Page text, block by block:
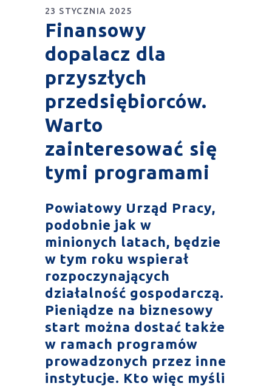
23 STYCZNIA 2025
Finansowy
dopalacz dla
przyszłych
przedsiębiorców.
Warto
zainteresować się
tymi programami
Powiatowy Urząd Pracy,
podobnie jak w
minionych latach, będzie
w tym roku wspierał
rozpoczynających
działalność gospodarczą.
Pieniądze na biznesowy
start można dostać także
w ramach programów
prowadzonych przez inne
instytucje. Kto więc myśli